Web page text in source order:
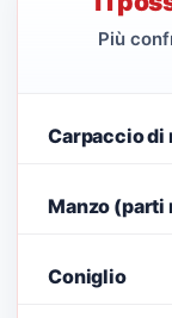
Più
Carpaccio di
Manzo (parti
Coniglio